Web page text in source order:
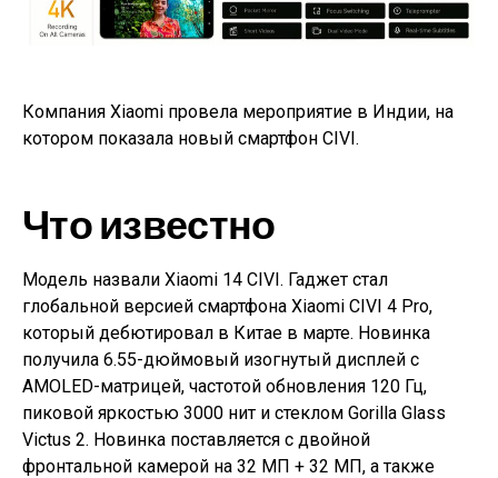
Компания Xiaomi провела мероприятие в Индии, на
котором показала новый смартфон CIVI.
Что известно
Модель назвали Xiaomi 14 CIVI. Гаджет стал
глобальной версией смартфона Xiaomi CIVI 4 Pro,
который дебютировал в Китае в марте. Новинка
получила 6.55-дюймовый изогнутый дисплей с
AMOLED-матрицей, частотой обновления 120 Гц,
пиковой яркостью 3000 нит и стеклом Gorilla Glass
Victus 2. Новинка поставляется с двойной
фронтальной камерой на 32 МП + 32 МП, а также